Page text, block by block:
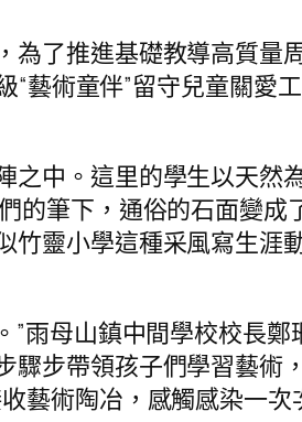
為了推進基礎教導高質量
藝術童伴”留守兒童關愛
之中。這里的學生以天然
的筆下，通俗的石面變成
竹靈小學這種采風寫生涯
雨母山鎮中間學校校長鄭
步帶領孩子們學習藝術
藝術陶冶，感觸感染一次